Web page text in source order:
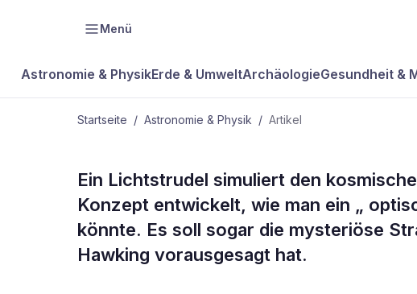
Menü
Astronomie & PhysikErde & UmweltArchäologieGesundheit &
Startseite / Astronomie & Physik / Artikel
ASTRONOMIE & PHYSIK
Das Loch im
Labor
Ein Lichtstrudel simuliert den
Konzept entwickelt, wie man ein „
könnte. Es soll sogar die mysteriöse
Hawking vorausgesagt hat.